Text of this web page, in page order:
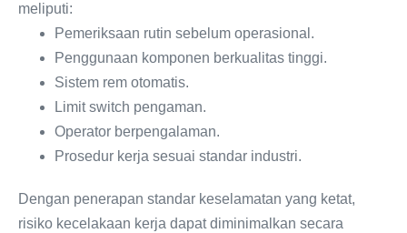
meliputi:
Pemeriksaan rutin sebelum operasional.
Penggunaan komponen berkualitas tinggi.
Sistem rem otomatis.
Limit switch pengaman.
Operator berpengalaman.
Prosedur kerja sesuai standar industri.
Dengan penerapan standar keselamatan yang ketat,
risiko kecelakaan kerja dapat diminimalkan secara